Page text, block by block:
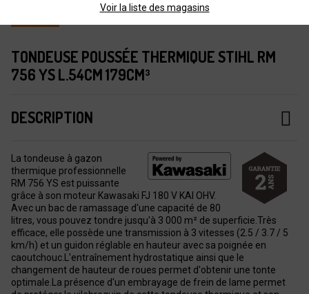
TONDEUSE POUSSÉE THERMIQUE STIHL RM
756 YS L.54CM 179CM³
DESCRIPTION
La tondeuse à gazon
thermique professionnelle
RM 756 YS est puissante
grâce à son moteur Kawasaki FJ 180 V KAI OHV.
Avec un bac de ramassage d'une capacité de 80
litres, vous pouvez tondre jusqu'à 3 000 m² de superficie.Très
efficace, elle possède une transmission à 3 vitesses (2.5 / 3.7 / 5
km/h) et un guidon réglable en hauteur avec sa poignée en
caoutchouc.L'entraînement hydrostatique ainsi que le
changement de hauteur de roues permet d'obtenir une tonte
optimale.La présence d'un embrayage de frein de lame permet
Voir la liste des magasins